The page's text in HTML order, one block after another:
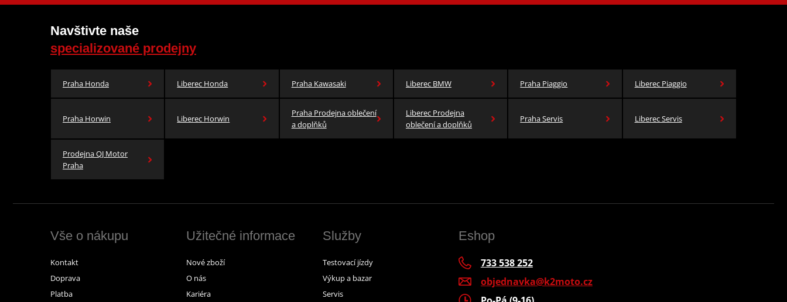
Navštivte naše
specializované prodejny
Praha Honda Liberec Honda Praha Kawasaki Liberec BMW Praha Piaggio Liberec Piaggio
Praha Horwin Liberec Horwin
Praha Prodejna oblečení
a doplňků
Liberec Prodejna
oblečení a doplňků
Praha Servis Liberec Servis
Prodejna QJ Motor
Praha
Vše o nákupu
Kontakt
Doprava
Platba
Užitečné informace
Nové zboží
O nás
Kariéra
Služby
Testovací jízdy
Výkup a bazar
Servis
Eshop
733 538 252
objednavka@k2moto.cz